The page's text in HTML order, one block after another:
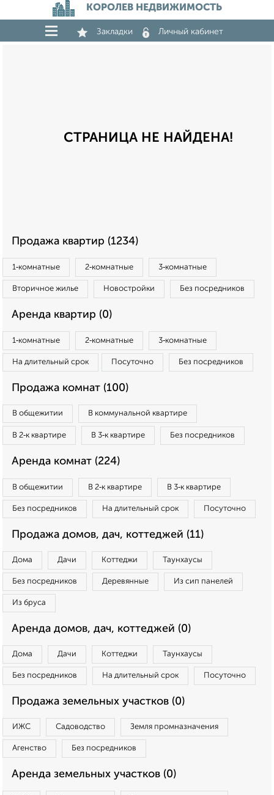
КОРОЛЕВ НЕДВИЖИМОСТЬ
Закладки Личный кабинет
СТРАНИЦА НЕ НАЙДЕНА!
Продажа квартир (1234)
1‑комнатные 2‑комнатные 3‑комнатные
Вторичное жилье Новостройки Без посредников
Аренда квартир (0)
1‑комнатные 2‑комнатные 3‑комнатные
На длительный срок Посуточно Без посредников
Продажа комнат (100)
В общежитии В коммунальной квартире
В 2‑к квартире В 3‑к квартире Без посредников
Аренда комнат (224)
В общежитии В 2‑к квартире В 3‑к квартире
Без посредников На длительный срок Посуточно
Продажа домов, дач, коттеджей (11)
Дома Дачи Коттеджи Таунхаусы
Без посредников Деревянные Из сип панелей
Из бруса
Аренда домов, дач, коттеджей (0)
Дома Дачи Коттеджи Таунхаусы
Без посредников На длительный срок Посуточно
Продажа земельных участков (0)
ИЖС Садоводство Земля промназначения
Агенство Без посредников
Аренда земельных участков (0)